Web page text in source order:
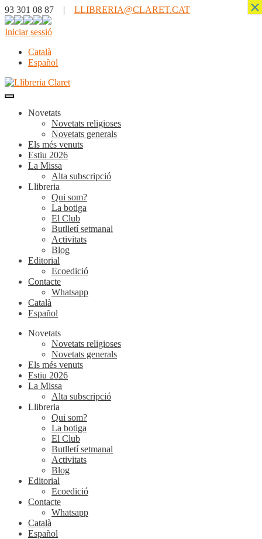
93 301 08 87 | LLIBRERIA@CLARET.CAT
Iniciar sessió
Català
Español
Novetats
Novetats religioses
Novetats generals
Els més venuts
Estiu 2026
La Missa
Alta subscripció
Llibreria
Qui som?
La botiga
El Club
Butlletí setmanal
Activitats
Blog
Editorial
Ecoedició
Contacte
Whatsapp
Català
Español
Novetats
Novetats religioses
Novetats generals
Els més venuts
Estiu 2026
La Missa
Alta subscripció
Llibreria
Qui som?
La botiga
El Club
Butlletí setmanal
Activitats
Blog
Editorial
Ecoedició
Contacte
Whatsapp
Català
Español
×